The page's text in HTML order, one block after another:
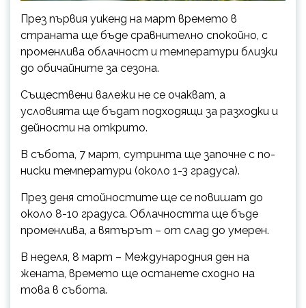
През първия уикенд на март времето в
страната ще бъде сравнително спокойно, с
променлива облачност и температури близки
до обичайните за сезона.
Съществени валежи не се очакват, а
условията ще бъдат подходящи за разходки и
дейности на открито.
В събота, 7 март, сутринта ще започне с по-
ниски температури (около 1-3 градуса).
През деня стойностите ще се повишат до
около 8-10 градуса. Облачността ще бъде
променлива, а вятърът – от слад до умерен.
В неделя, 8 март – Международния ден на
жената, времето ще останете сходно на
това в събота.